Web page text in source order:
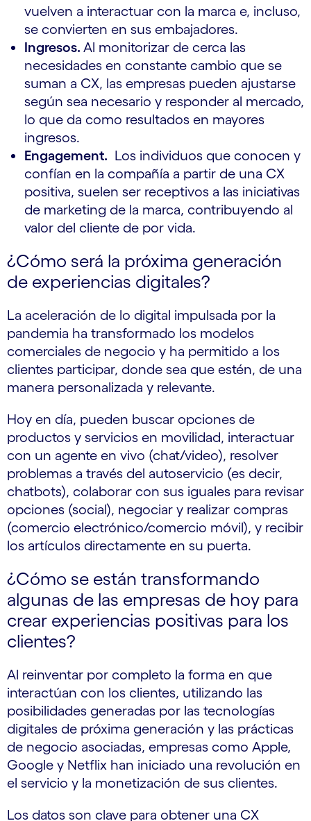
vuelven a interactuar con la marca e, incluso,
se convierten en sus embajadores.
Ingresos. Al monitorizar de cerca las
necesidades en constante cambio que se
suman a CX, las empresas pueden ajustarse
según sea necesario y responder al mercado,
lo que da como resultados en mayores
ingresos.
Engagement. Los individuos que conocen y
confían en la compañía a partir de una CX
positiva, suelen ser receptivos a las iniciativas
de marketing de la marca, contribuyendo al
valor del cliente de por vida.
¿Cómo será la próxima generación
de experiencias digitales?
La aceleración de lo digital impulsada por la
pandemia ha transformado los modelos
comerciales de negocio y ha permitido a los
clientes participar, donde sea que estén, de una
manera personalizada y relevante.
Hoy en día, pueden buscar opciones de
productos y servicios en movilidad, interactuar
con un agente en vivo (chat/video), resolver
problemas a través del autoservicio (es decir,
chatbots), colaborar con sus iguales para revisar
opciones (social), negociar y realizar compras
(comercio electrónico/comercio móvil), y recibir
los artículos directamente en su puerta.
¿Cómo se están transformando
algunas de las empresas de hoy para
crear experiencias positivas para los
clientes?
Al reinventar por completo la forma en que
interactúan con los clientes, utilizando las
posibilidades generadas por las tecnologías
digitales de próxima generación y las prácticas
de negocio asociadas, empresas como Apple,
Google y Netflix han iniciado una revolución en
el servicio y la monetización de sus clientes.
Los datos son clave para obtener una CX